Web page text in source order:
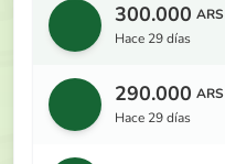
300.000 ARS
hace 29 días
290.000 ARS
hace 29 días